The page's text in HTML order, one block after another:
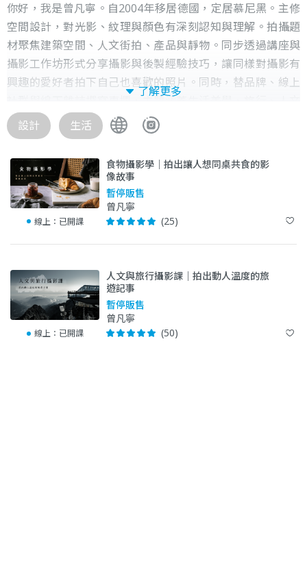
你好，我是曾凡寧。自2004年移居德國，定居慕尼黑。主修
空間設計，對光影、紋理與顏色有深刻認知與理解。拍攝題
材聚焦建築空間、人文街拍、產品與靜物。同步透過講座與
攝影工作坊形式分享攝影與後製經驗技巧，讓同樣對攝影有
興趣的愛好者拍下自己也喜歡的照片。同時，替品牌、線上
社群與線下雜誌撰寫專欄，主題涵蓋生活美學、旅行、人文
與飲食。
● 在網站 LAB 頁面，你可以購買我設計的風格濾鏡，支持我
繼續編輯電子信、部落格文章以及攝影相關內容。
● 我撰寫部落格，涵蓋主題包括攝影後製技巧、旅行與風格
生活。
除了部落格，還可以在以下平台看到不同的內容：
● 電子信：電子信是直接與讀者互動的管道，提供不同主題
訂閱，讓讀者體驗專屬的內容。
● INSTAGRAM：以線上雜誌方式運作，分享攝影、旅行與
風格生活。
了解更多
設計 生活
線上： 已開課
食物攝影學｜拍出讓人想同桌共食的影
像故事
暫停販售
曾凡寧
(25)
線上： 已開課
人文與旅行攝影課｜拍出動人溫度的旅
遊記事
暫停販售
曾凡寧
(50)